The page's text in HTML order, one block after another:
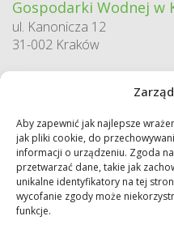
Aby zapewnić jak najlepsze
jak pliki cookie, do
informacji o urządzeniu. Zgoda
przetwarzać dane, takie jak
unikalne identyfikatory na tej
wycofanie zgody może
funkcje.
Gospodarki Wodnej w
ul. Kanonicza 12
31-002 Kraków
Sekretariat / Dziennik
tel.: 12 422 94 90
e-mail: